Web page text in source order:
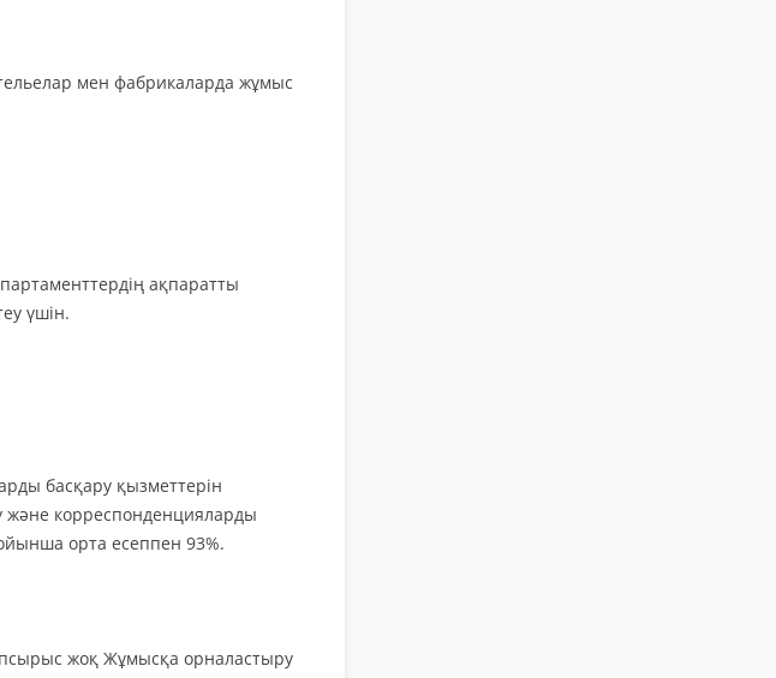
мен фабрикаларда жұмыс
ақпаратты
үшін.
басқару қызметтерін
және корреспонденцияларды
орта есеппен 93%.
жоқ Жұмысқа орналастыру